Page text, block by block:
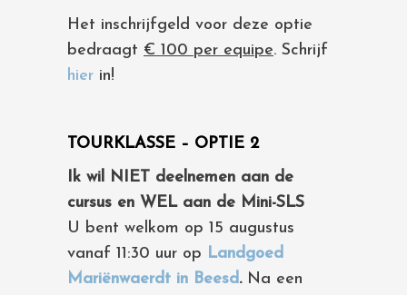
Het inschrijfgeld voor deze optie
bedraagt € 100 per equipe. Schrijf
hier in!
TOURKLASSE – OPTIE 2
Ik wil NIET deelnemen aan de
cursus en WEL aan de Mini-SLS
U bent welkom op 15 augustus
vanaf 11:30 uur op Landgoed
Mariënwaerdt in Beesd. Na een